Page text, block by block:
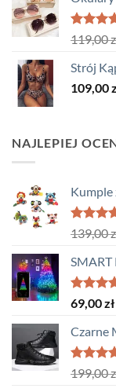
na 5
119,00
Strój
109,00
NAJLEPIEJ
Kumple
na 5
139,00
Oceniono
5.00
69,00zł
Czarne
na 5
199,00